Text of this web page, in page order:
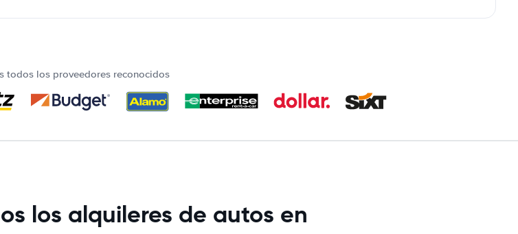
todos los proveedores reconocidos
los alquileres de autos en